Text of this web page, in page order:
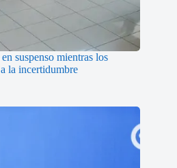
suspenso mientras los
la incertidumbre